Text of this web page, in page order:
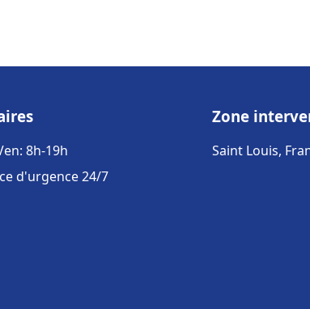
8h-19h
d'urgence 24/7
Zone
Saint Louis,